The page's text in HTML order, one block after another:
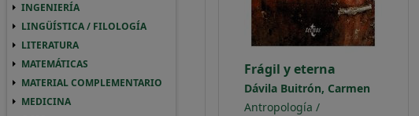
INGENIERÍA INGENIERIA INGENIERÍA
LINGÜÍSTICA / FILOLOGÍA LINGUISTICA / FILOLOGIA LINGÜÍSTICA / FILOLOGÍA
LITERATURA LITERATURA LITERATURA
MATEMÁTICAS MATEMATICAS MATEMÁTICAS
MATERIAL COMPLEMENTARIO MATERIAL COMPLEMENTARIO MATERIAL COMPLEMENTARIO
MEDICINA MEDICINA MEDICINA
Frágil y eterna
Dávila Buitrón, Carmen
Antropología /